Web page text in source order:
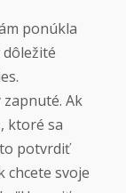
VÁM ZA
VÁS OPÄŤ
ponúkla
Ak
ktoré sa
potvrdiť
chcete svoje